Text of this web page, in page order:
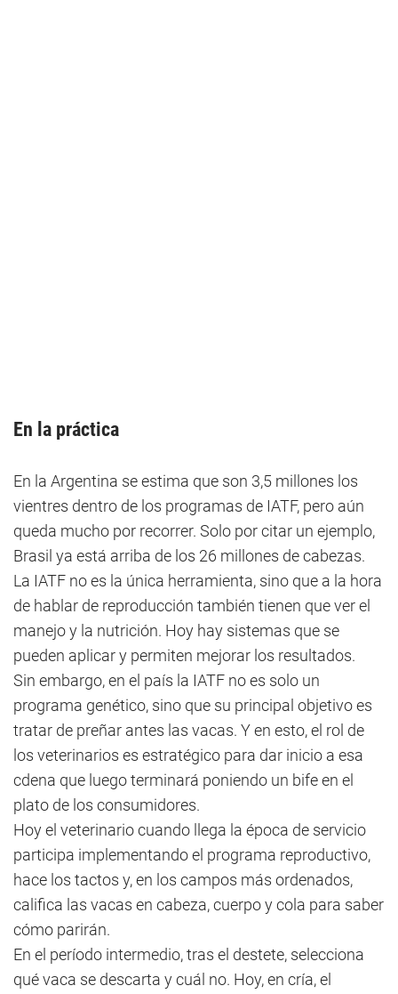
En la práctica
En la Argentina se estima que son 3,5 millones los
vientres dentro de los programas de IATF, pero aún
queda mucho por recorrer. Solo por citar un ejemplo,
Brasil ya está arriba de los 26 millones de cabezas.
La IATF no es la única herramienta, sino que a la hora
de hablar de reproducción también tienen que ver el
manejo y la nutrición. Hoy hay sistemas que se
pueden aplicar y permiten mejorar los resultados.
Sin embargo, en el país la IATF no es solo un
programa genético, sino que su principal objetivo es
tratar de preñar antes las vacas. Y en esto, el rol de
los veterinarios es estratégico para dar inicio a esa
cdena que luego terminará poniendo un bife en el
plato de los consumidores.
Hoy el veterinario cuando llega la época de servicio
participa implementando el programa reproductivo,
hace los tactos y, en los campos más ordenados,
califica las vacas en cabeza, cuerpo y cola para saber
cómo parirán.
En el período intermedio, tras el destete, selecciona
qué vaca se descarta y cuál no. Hoy, en cría, el